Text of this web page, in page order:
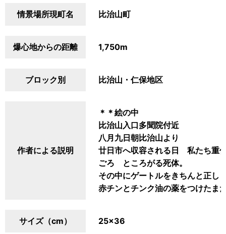
情景場所現町名 比治山町
爆心地からの距離 1,750m
ブロック別 比治山・仁保地区
作者による説明
＊＊絵の中
比治山入口多聞院付近
八月九日朝比治山より
廿日市へ収容される日 私たち重
ごろゞところがる死体。
その中にゲートルをきちんと正し
赤チンとチンク油の薬をつけたま
サイズ（cm） 25×36